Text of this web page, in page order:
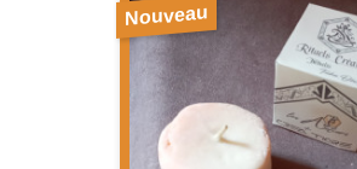
Nouveau